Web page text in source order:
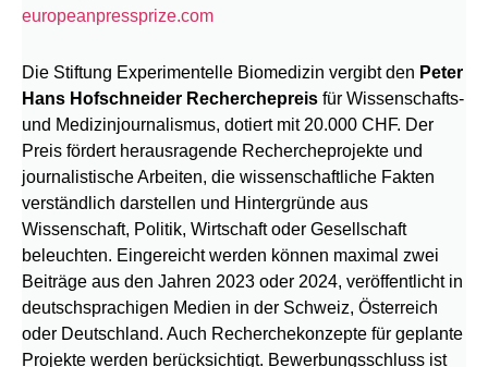
europeanpressprize.com
Die Stiftung Experimentelle Biomedizin vergibt den Peter
Hans Hofschneider Recherchepreis für Wissenschafts-
und Medizinjournalismus, dotiert mit 20.000 CHF. Der
Preis fördert herausragende Rechercheprojekte und
journalistische Arbeiten, die wissenschaftliche Fakten
verständlich darstellen und Hintergründe aus
Wissenschaft, Politik, Wirtschaft oder Gesellschaft
beleuchten. Eingereicht werden können maximal zwei
Beiträge aus den Jahren 2023 oder 2024, veröffentlicht in
deutschsprachigen Medien in der Schweiz, Österreich
oder Deutschland. Auch Recherchekonzepte für geplante
Projekte werden berücksichtigt. Bewerbungsschluss ist